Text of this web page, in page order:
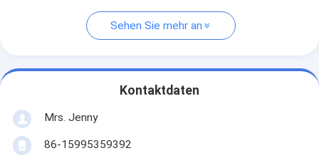
Sehen Sie mehr an
Kontaktdaten
Mrs. Jenny
86-15995359392